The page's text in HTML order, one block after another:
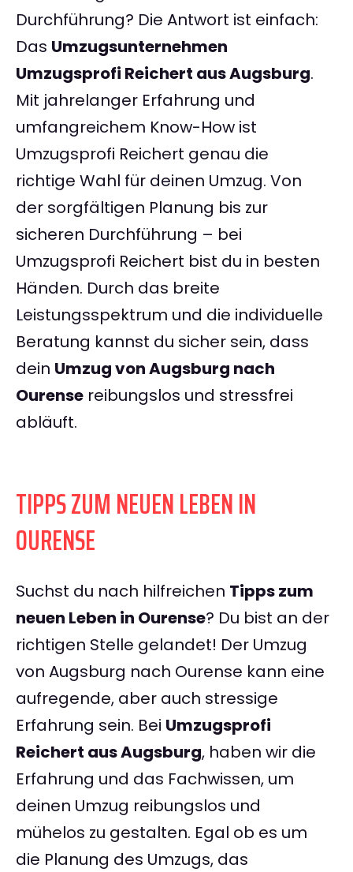
Durchführung? Die Antwort ist einfach:
Das Umzugsunternehmen
Umzugsprofi Reichert aus Augsburg.
Mit jahrelanger Erfahrung und
umfangreichem Know-How ist
Umzugsprofi Reichert genau die
richtige Wahl für deinen Umzug. Von
der sorgfältigen Planung bis zur
sicheren Durchführung – bei
Umzugsprofi Reichert bist du in besten
Händen. Durch das breite
Leistungsspektrum und die individuelle
Beratung kannst du sicher sein, dass
dein Umzug von Augsburg nach
Ourense reibungslos und stressfrei
abläuft.
TIPPS ZUM NEUEN LEBEN IN
OURENSE
Suchst du nach hilfreichen Tipps zum
neuen Leben in Ourense? Du bist an der
richtigen Stelle gelandet! Der Umzug
von Augsburg nach Ourense kann eine
aufregende, aber auch stressige
Erfahrung sein. Bei Umzugsprofi
Reichert aus Augsburg, haben wir die
Erfahrung und das Fachwissen, um
deinen Umzug reibungslos und
mühelos zu gestalten. Egal ob es um
die Planung des Umzugs, das